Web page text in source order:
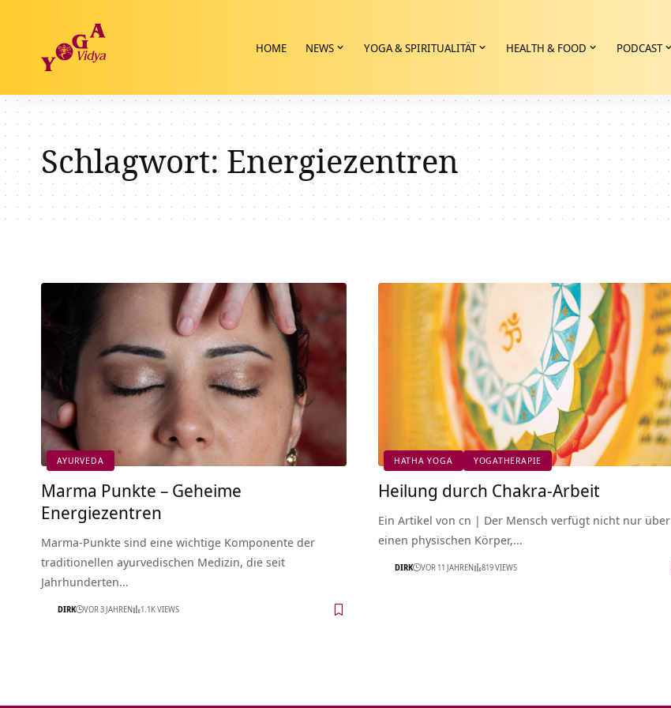
HOME NEWS YOGA & SPIRITUALITÄT HEALTH & FOOD PODCAST
Schlagwort:Energiezentren
AYURVEDA
Marma Punkte – Geheime
Energiezentren
Marma-Punkte sind eine wichtige Komponente der
traditionellen ayurvedischen Medizin, die seit
Jahrhunderten…
DIRK VOR 3 JAHREN 1.1K VIEWS
HATHA YOGA YOGATHERAPIE
Heilung durch Chakra-Arbeit
Ein Artikel von cn | Der Mensch verfügt nicht nur über
einen physischen Körper,…
DIRK VOR 11 JAHREN 819 VIEWS